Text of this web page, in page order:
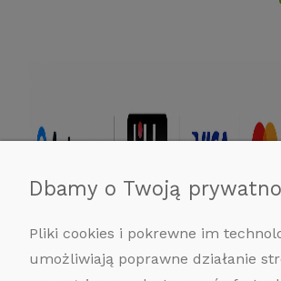
Dbamy o Twoją
Pliki cookies i pokrewne im
umożliwiają poprawne działanie